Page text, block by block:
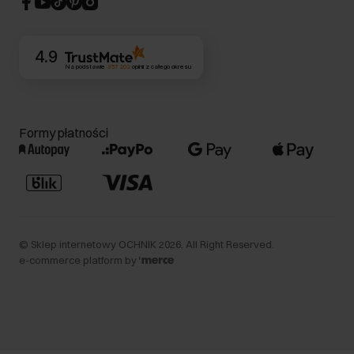
4.9
Na podstawie 357 202opinii z całego okresu
Formy płatności
© Sklep internetowy OCHNIK 2026 . All Right Reserved.
e-commerce platform by